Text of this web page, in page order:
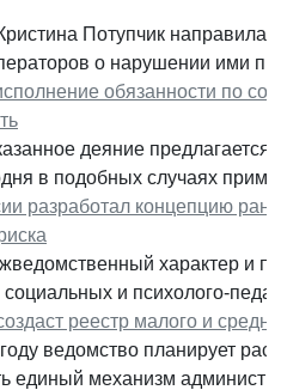
Потупчик направила
о нарушении ими
обязанности по
деяние
в подобных случаях
разработал концепцию
характер и
и психолого-
реестр малого и
ведомство планирует
единый механизм